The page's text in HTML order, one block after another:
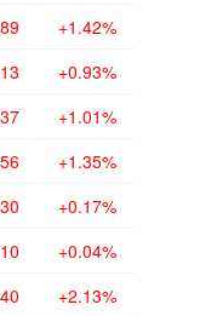
+1.42%
+0.93%
+1.01%
+1.35%
+0.17%
+0.04%
+2.13%